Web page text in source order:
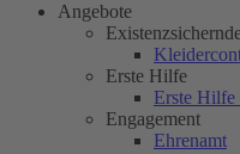
Angebote
Erste Hilfe
Erste
Engagement
Ehrenamt